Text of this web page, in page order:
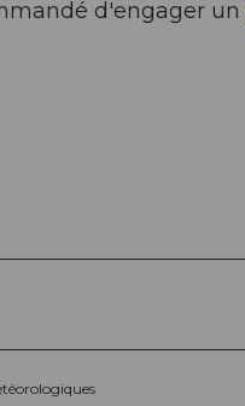
d'engager un